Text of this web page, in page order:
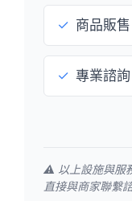
✓ 商品販售
✓ 專業諮詢
⚠️ 以上設施與服
直接與商家聯繫